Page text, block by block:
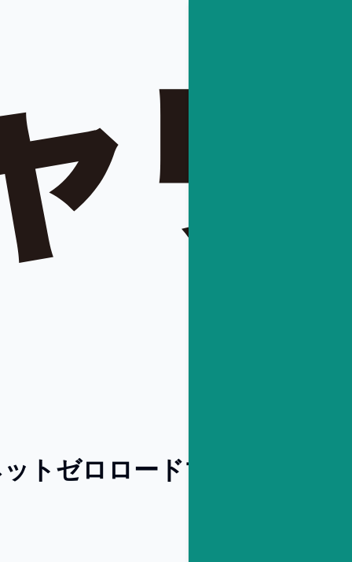
トゼロロードマップ策定、